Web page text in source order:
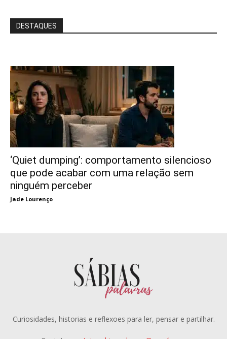
DESTAQUES
‘Quiet dumping’: comportamento silencioso
que pode acabar com uma relação sem
ninguém perceber
Jade Lourenço
Curiosidades, historias e reflexoes para ler, pensar e partilhar.